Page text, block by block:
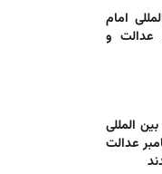
امام
عدالت و
المللی
عدالت